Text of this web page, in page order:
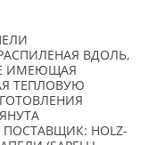
, РАСПИЛЕНАЯ ВДОЛЬ,
ИМЕЮЩАЯ
ТЕПЛОВУЮ
HOLZ-